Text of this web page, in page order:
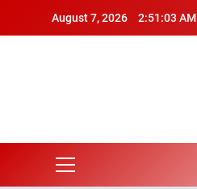
August 7, 2026 2:51:04 AM